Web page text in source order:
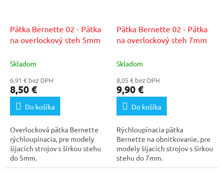
Pätka Bernette 02 - Pätka
na overlockový steh 5mm
Skladom
6,91 € bez DPH
8,50 €
Do košíka
Overlocková pätka Bernette
rýchloupínacia, pre modely
šijacích strojov s šírkou stehu
do 5mm.
Pätka Bernette 02 - Pätka
na overlockový steh 7mm
Skladom
8,05 € bez DPH
9,90 €
Do košíka
Rýchloupínacia pätka
Bernette na obnitkovanie, pre
modely šijacích strojov s šírkou
stehu do 7mm.